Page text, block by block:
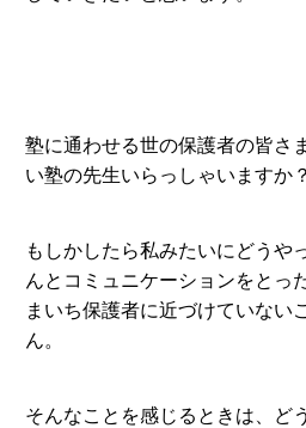
塾に通わせる世の保護者の皆さ
い塾の先生いらっしゃいますか？
もしかしたら私みたいにどうや
んとコミュニケーションをとっ
まいち保護者に近づけていない
ん。
そんなことを感じるときは、ど